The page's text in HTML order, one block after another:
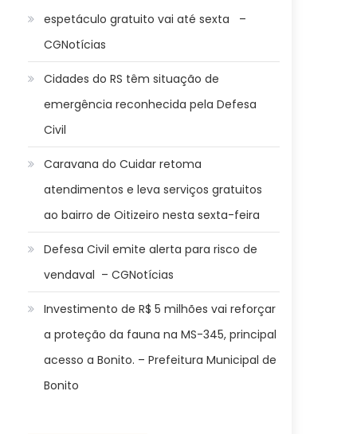
espetáculo gratuito vai até sexta –
CGNotícias
Cidades do RS têm situação de
emergência reconhecida pela Defesa
Civil
Caravana do Cuidar retoma
atendimentos e leva serviços gratuitos
ao bairro de Oitizeiro nesta sexta-feira
Defesa Civil emite alerta para risco de
vendaval – CGNotícias
Investimento de R$ 5 milhões vai reforçar
a proteção da fauna na MS-345, principal
acesso a Bonito. – Prefeitura Municipal de
Bonito